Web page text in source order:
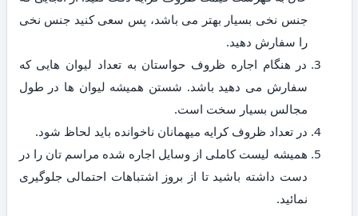
جنس نخی بسیار بهتر می باشد، پس سعی کنید جنس نخی
را سفارش دهید.
در هنگام اجاره ظروف حواستان به تعداد لیوان هایی که
سفارش می دهید باشد. شستن همیشه لیوان ها در طول
مجالس بسیار سخت است.
در تعداد ظروف کرایه میهمانان ناخوانده باید لحاظ شود.
همیشه لیست کاملی از وسایل اجاره شده مراسم تان را در
دست داشته باشید تا از بروز اشتباهات احتمالی جلوگیری
نمائید.